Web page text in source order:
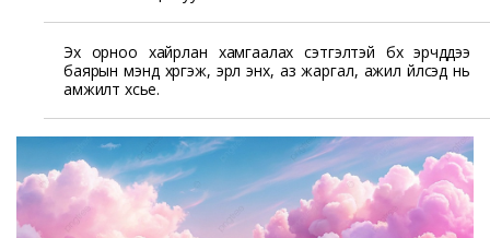
Эх орноо хайрлан хамгаалах сэтгэлтэй бүх эрчүүддээ
баярын мэнд хүргэж, эрүүл энх, аз жаргал, ажил үйлсэд нь
амжилт хүсье.